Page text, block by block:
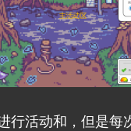
行活动和，但是每